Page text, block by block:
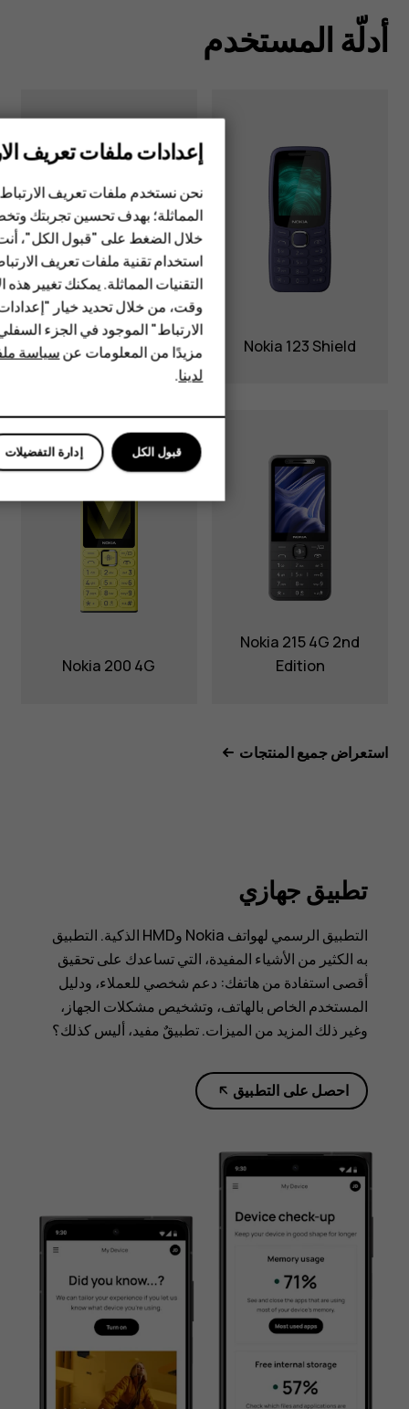
الهواتف الذكية
الهواتف المميزة
الأكسسوارات
HMD Terra M
HMD DUB
أدلّة المستخدم
Nokia 123 Shield
Nokia 235 4G 2nd
Edition
Nokia 215 4G 2nd
Edition
Nokia 200 4G
استعراض جميع المنتجات
تطبيق جهازي
التطبيق الرسمي لهواتف Nokia وHMD الذكية. التطبيق
به الكثير من الأشياء المفيدة، التي تساعدك على تحقيق
أقصى استفادة من هاتفك: دعم شخصي للعملاء، ودليل
المستخدم الخاص بالهاتف، وتشخيص مشكلات الجهاز،
وغير ذلك المزيد من الميزات. تطبيقٌ مفيد، أليس كذلك؟
احصل على التطبيق
إعدادات ملفات تعريف
نحن نستخدم ملفات تعريف
المماثلة؛ بهدف تحسين تجربتك
خلال الضغط على "قبول الكل"،
استخدام تقنية ملفات تعريف
التقنيات المماثلة. يمكنك تغيير
وقت، من خلال تحديد خيار
الارتباط" الموجود في الجزء
مزيدًا من المعلومات عنسياسة
لدينا.
إدارة التفضيلات قبول الكل